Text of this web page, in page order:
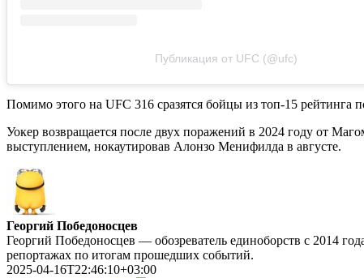
Публикация от UFC (@ufc)
Помимо этого на UFC 316 сразятся бойцы из топ-15 рейтинга
Уокер возвращается после двух поражений в 2024 году от
выступлением, нокаутировав Алонзо Менифилда в августе.
Георгий Победоносцев
Георгий Победоносцев — обозреватель единоборств с 2014
репортажах по итогам прошедших событий.
2025-04-16T22:46:10+03:00